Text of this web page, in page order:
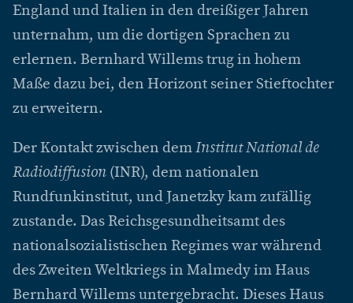
England und Italien in den dreißiger Jahren
unternahm, um die dortigen Sprachen zu
erlernen. Bernhard Willems trug in hohem
Maße dazu bei, den Horizont seiner Stieftochter
zu erweitern.
Der Kontakt zwischen dem Institut National de
Radiodiffusion (INR), dem nationalen
Rundfunkinstitut, und Janetzky kam zufällig
zustande. Das Reichsgesundheitsamt des
nationalsozialistischen Regimes war während
des Zweiten Weltkriegs in Malmedy im Haus
Bernhard Willems untergebracht. Dieses Haus